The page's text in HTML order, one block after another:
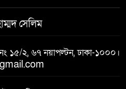
গভীর রাতে চাচীর ঘরে ভাতিজা,
কেটে উধাও চাচী
র‌্যাবের অভিযান: ২
চাঞ্চল্যকর হত্যা মামলার আসামিসহ
৪
সেলিম
১৫/২, ৬৭ নয়াপল্টন, ঢাকা-১০০০।